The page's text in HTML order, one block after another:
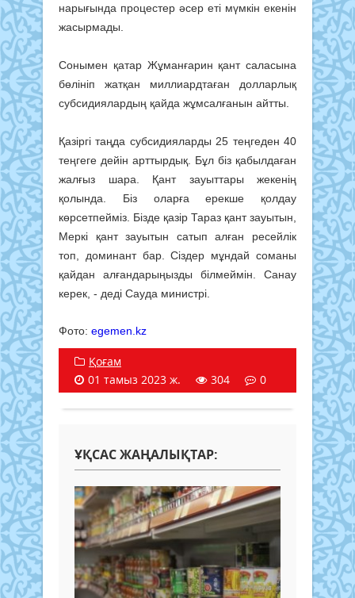
нарығында процестер әсер еті мүмкін екенін
жасырмады.
Сонымен қатар Жұманғарин қант саласына
бөлініп жатқан миллиардтаған долларлық
субсидиялардың қайда жұмсалғанын айтты.
Қазіргі таңда субсидияларды 25 теңгеден 40
теңгеге дейін арттырдық. Бұл біз қабылдаған
жалғыз шара. Қант зауыттары жекенің
қолында. Біз оларға ерекше қолдау
көрсетпейміз. Бізде қазір Тараз қант зауытын,
Меркі қант зауытын сатып алған ресейлік
топ, доминант бар. Сіздер мұндай соманы
қайдан алғандарыңызды білмеймін. Санау
керек, - деді Сауда министрі.
Фото: egemen.kz
Қоғам
01 тамыз 2023 ж.
304 0
ҰҚСАС ЖАҢАЛЫҚТАР: